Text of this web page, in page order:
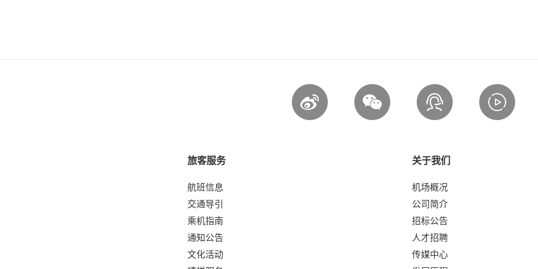
旅客服务
航班信息
交通导引
乘机指南
通知公告
文化活动
关于我们
机场概况
公司简介
招标公告
人才招聘
传媒中心